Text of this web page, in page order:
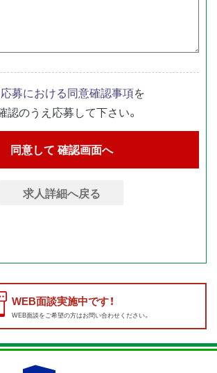
募における同意確認事項を
認のうえ応募して下さい。
求人詳細へ戻る
WEB面談実施中です！
WEB面談をご希望の方はお問い合わせください。